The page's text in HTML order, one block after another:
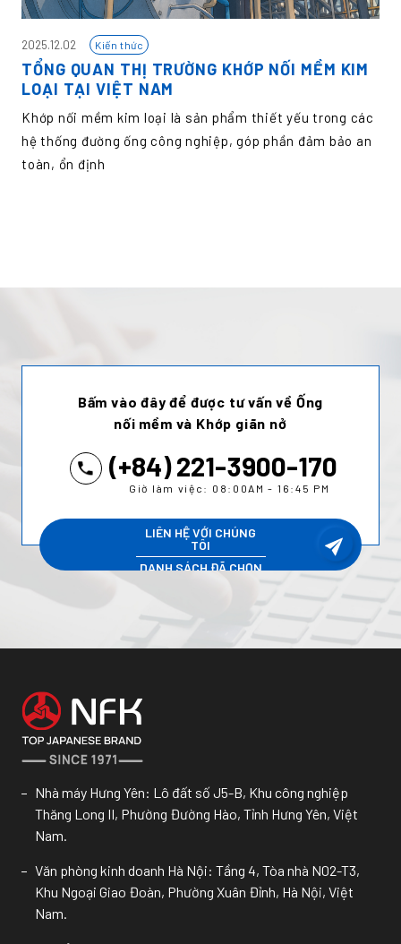
2025.12.02 Kiến thức
TỔNG QUAN THỊ TRƯỜNG KHỚP NỐI MỀM KIM
LOẠI TẠI VIỆT NAM
Khớp nối mềm kim loại là sản phẩm thiết yếu trong các
hệ thống đường ống công nghiệp, góp phần đảm bảo an
toàn, ổn định
Bấm vào đây để được tư vấn về Ống
nối mềm và Khớp giãn nở
(+84) 221-3900-170
Giờ làm việc: 08:00AM - 16:45 PM
LIÊN HỆ VỚI CHÚNG
TÔI
DANH SÁCH ĐÃ CHỌN
Nhà máy Hưng Yên: Lô đất số J5-B, Khu công nghiệp
Thăng Long II, Phường Đường Hào, Tỉnh Hưng Yên, Việt
Nam.
Văn phòng kinh doanh Hà Nội: Tầng 4, Tòa nhà N02-T3,
Khu Ngoại Giao Đoàn, Phường Xuân Đỉnh, Hà Nội, Việt
Nam.